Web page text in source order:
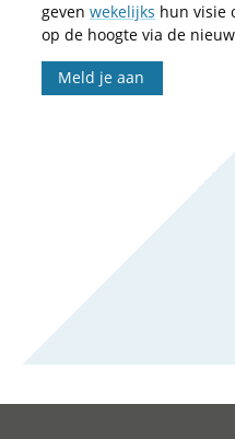
geven wekelijks hun visie
op de hoogte via de
Meld je aan